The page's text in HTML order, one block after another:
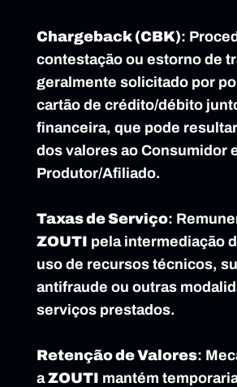
Chargeback (CBK):
contestação ou estorno de
geralmente solicitado por
cartão de crédito/débito
financeira, que pode
dos valores ao Consumidor
Produtor/Afiliado.
Taxas de Serviço
ZOUTI pela intermediação
uso de recursos técnicos,
antifraude ou outras
serviços prestados.
Retenção de Valores:
a ZOUTI mantém